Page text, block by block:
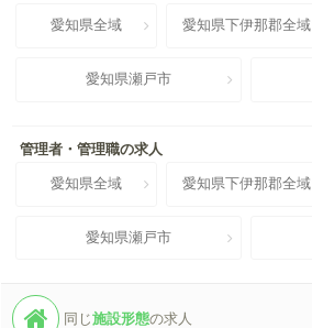
愛知県全域 愛知県下伊那郡全域
愛知県瀬戸市
管理者・管理職の求人
愛知県全域 愛知県下伊那郡全域
愛知県瀬戸市
同じ施設形態の求人